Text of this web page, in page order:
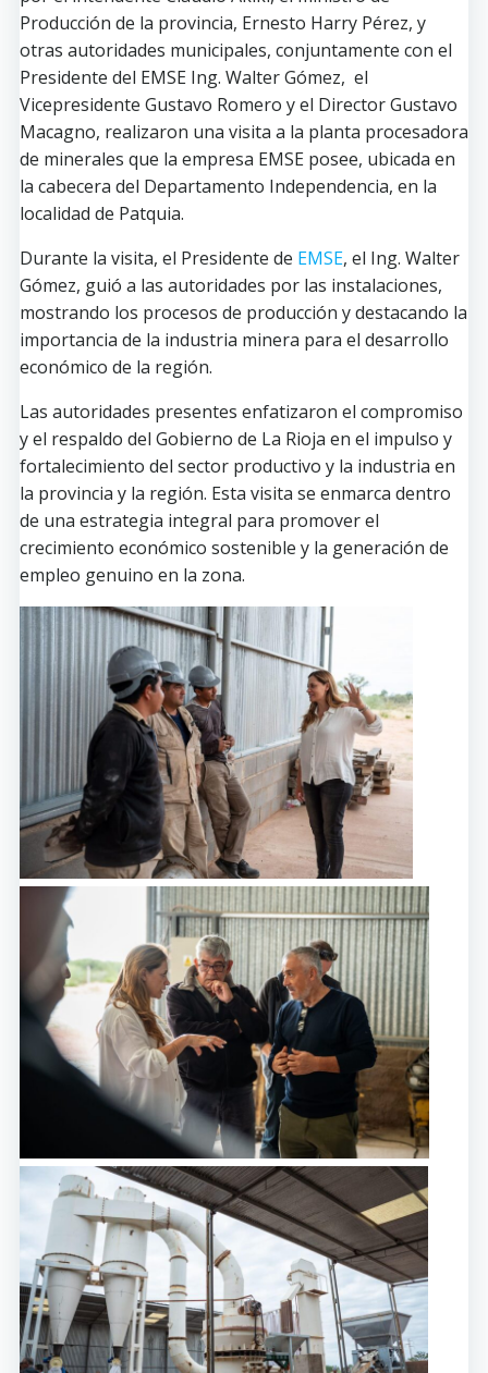
Producción de la provincia, Ernesto Harry Pérez, y
otras autoridades municipales, conjuntamente con el
Presidente del EMSE Ing. Walter Gómez, el
Vicepresidente Gustavo Romero y el Director Gustavo
Macagno, realizaron una visita a la planta procesadora
de minerales que la empresa EMSE posee, ubicada en
la cabecera del Departamento Independencia, en la
localidad de Patquia.
Durante la visita, el Presidente de EMSE, el Ing. Walter
Gómez, guió a las autoridades por las instalaciones,
mostrando los procesos de producción y destacando la
importancia de la industria minera para el desarrollo
económico de la región.
Las autoridades presentes enfatizaron el compromiso
y el respaldo del Gobierno de La Rioja en el impulso y
fortalecimiento del sector productivo y la industria en
la provincia y la región. Esta visita se enmarca dentro
de una estrategia integral para promover el
crecimiento económico sostenible y la generación de
empleo genuino en la zona.